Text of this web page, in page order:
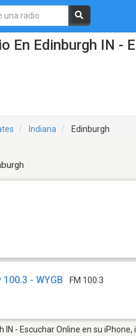
En Edinburgh IN -
Indiana Edinburgh
100.3 - WYGB FM 100.3
IN - Escuchar Online en su